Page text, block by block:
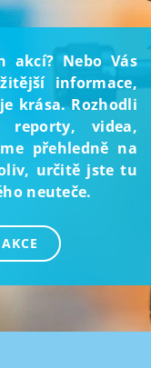
akcí? Nebo Vás
informace,
krása. Rozhodli
videa,
přehledně na
určitě jste tu
neuteče.